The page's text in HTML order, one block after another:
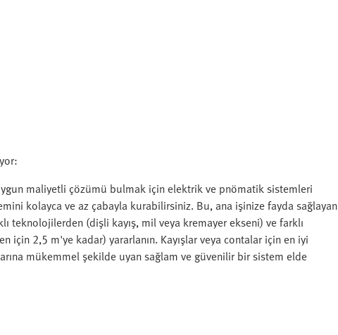
maliyetli çözümü bulmak için elektrik ve pnömatik sistemleri
kolayca ve az çabayla kurabilirsiniz. Bu, ana işinize fayda sağlayan
teknolojilerden (dişli kayış, mil veya kremayer ekseni) ve farklı
için 2,5 m'ye kadar) yararlanın. Kayışlar veya contalar için en iyi
mükemmel şekilde uyan sağlam ve güvenilir bir sistem elde